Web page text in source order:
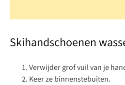
Skihandschoenen
Verwijder grof vuil van je
Keer ze binnenstebuiten.